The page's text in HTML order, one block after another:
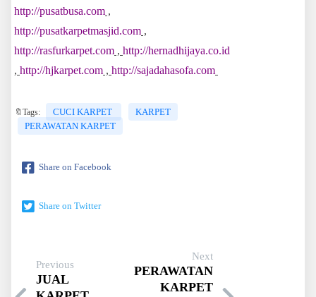
http://pusatbusa.com ,
http://pusatkarpetmasjid.com ,
http://rasfurkarpet.com , http://hernadhijaya.co.id
, http://hjkarpet.com , http://sajadahasofa.com
🔖Tags: CUCI KARPET
KARPET
PERAWATAN KARPET
Share on Facebook
Share on Twitter
Previous
JUAL
Next
PERAWATAN
KARPET